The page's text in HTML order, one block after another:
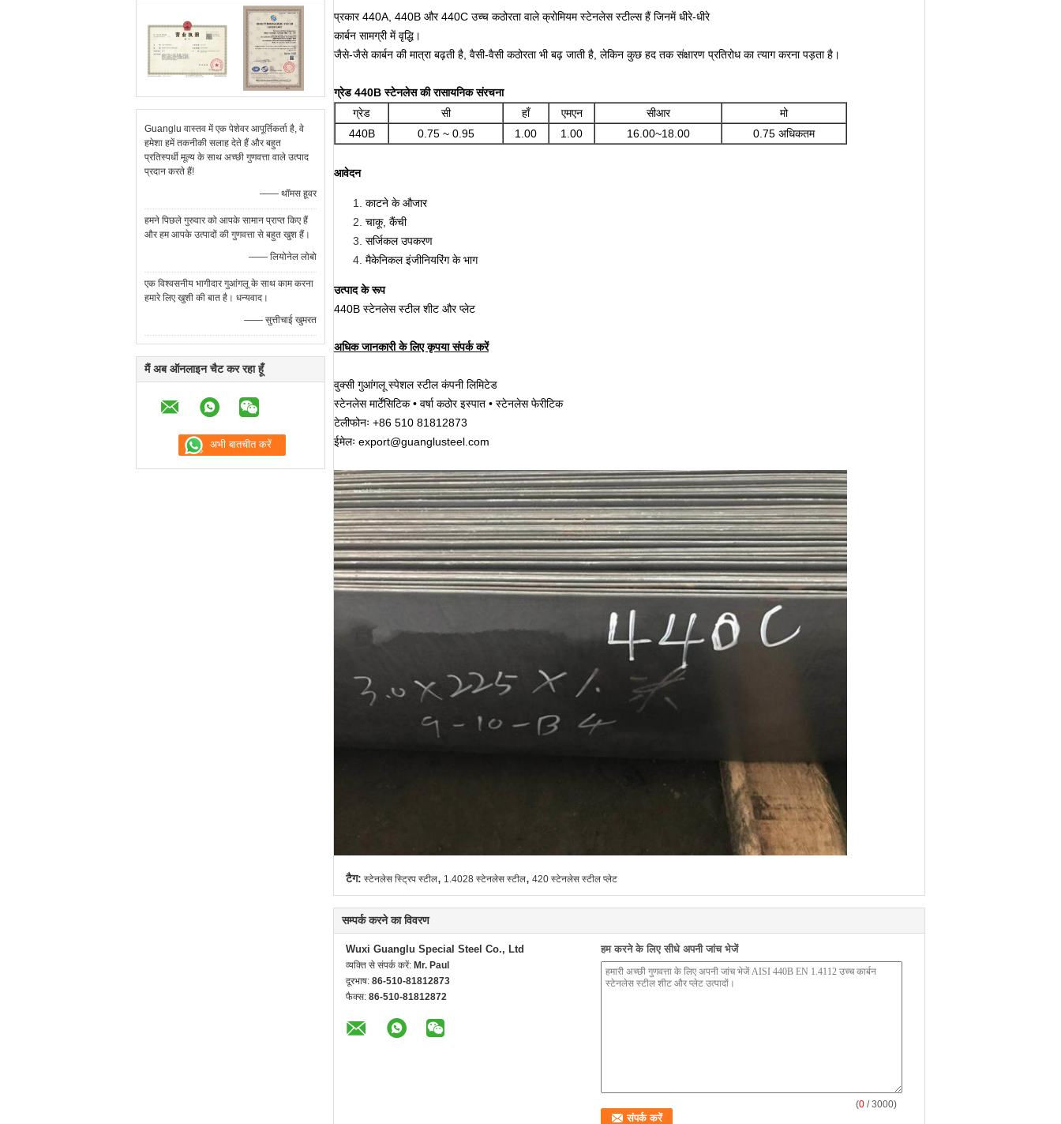
Guanglu वास्तव में एक पेशेवर आपूर्तिकर्ता है, वे
हमेशा हमें तकनीकी सलाह देते हैं और बहुत
प्रतिस्पर्धी मूल्य के साथ अच्छी गुणवत्ता वाले उत्पाद
प्रदान करते हैं!
—— थॉमस हूवर
हमने पिछले गुरुवार को आपके सामान प्राप्त किए हैं
और हम आपके उत्पादों की गुणवत्ता से बहुत खुश हैं।
—— लियोनेल लोबो
एक विश्वसनीय भागीदार गुआंगलू के साथ काम करना
हमारे लिए खुशी की बात है। धन्यवाद।
—— सुत्तीचाई खुमरत
मैं अब ऑनलाइन चैट कर रहा हूँ
प्रकार 440A, 440B और 440C उच्च कठोरता वाले क्रोमियम स्टेनलेस स्टील्स हैं जिनमें धीरे-धीरे
कार्बन सामग्री में वृद्धि।
जैसे-जैसे कार्बन की मात्रा बढ़ती है, वैसी-वैसी कठोरता भी बढ़ जाती है, लेकिन कुछ हद तक संक्षारण प्रतिरोध का त्याग करना पड़ता है।
ग्रेड 440B स्टेनलेस की रासायनिक संरचना
ग्रेड
सी हाँ एमएन सीआर
मो
440B
0.75 ~ 0.95 1.00 1.00 16.00~18.00 0.75 अधिकतम
आवेदन
काटने के औजार
चाकू, कैंची
सर्जिकल उपकरण
मैकेनिकल इंजीनियरिंग के भाग
उत्पाद के रूप
440B स्टेनलेस स्टील शीट और प्लेट
अधिक जानकारी के लिए कृपया संपर्क करें
वुक्सी गुआंगलू स्पेशल स्टील कंपनी लिमिटेड
स्टेनलेस मार्टेंसिटिक • वर्षा कठोर इस्पात • स्टेनलेस फेरीटिक
टेलीफोनः +86 510 81812873
ईमेलः export@guanglusteel.com
टैग: स्टेनलेस स्ट्रिप स्टील, 1.4028 स्टेनलेस स्टील, 420 स्टेनलेस स्टील प्लेट
सम्पर्क करने का विवरण
Wuxi Guanglu Special Steel Co., Ltd
व्यक्ति से संपर्क करें: Mr. Paul
दूरभाष: 86-510-81812873
फैक्स: 86-510-81812872
हम करने के लिए सीधे अपनी जांच भेजें
(0 / 3000)